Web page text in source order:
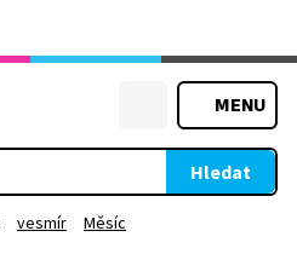
MENU
Hledat
vesmír Měsíc